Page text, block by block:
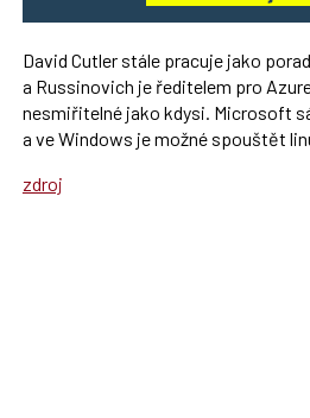
David Cutler stále pracuje jako
a Russinovich je ředitelem pro
nesmiřitelné jako kdysi. Microsoft
a ve Windows je možné spouštět
zdroj